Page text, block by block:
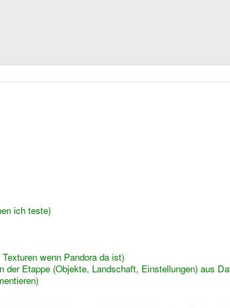
ich teste)
wenn Pandora da ist)
Etappe (Objekte, Landschaft, Einstellungen) aus